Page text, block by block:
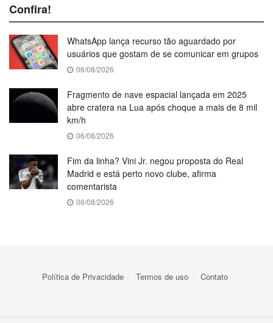
Confira!
WhatsApp lança recurso tão aguardado por
usuários que gostam de se comunicar em grupos
06/08/2026
Fragmento de nave espacial lançada em 2025
abre cratera na Lua após choque a mais de 8 mil
km/h
06/08/2026
Fim da linha? Vini Jr. negou proposta do Real
Madrid e está perto novo clube, afirma
comentarista
06/08/2026
Política de Privacidade Termos de uso Contato